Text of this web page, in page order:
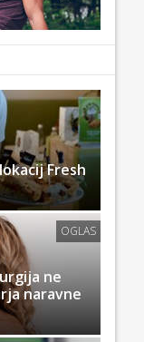
Fresh
OGLAS
ne
naravne